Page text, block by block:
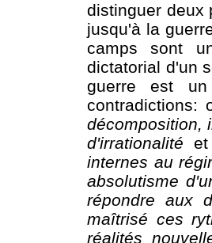
distinguer deux
jusqu'à la
camps sont
dictatorial d'un
guerre est
contradictions:
décomposition,
d'irrationalité et
internes au
absolutisme
répondre aux
maîtrisé ces
réalités